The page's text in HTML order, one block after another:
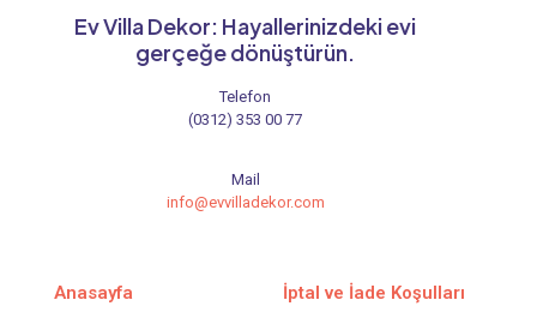
Ev Villa Dekor: Hayallerinizdeki evi
gerçeğe dönüştürün.
Telefon
(0312) 353 00 77
Mail
info@evvilladekor.com
Anasayfa İptal ve İade Koşulları